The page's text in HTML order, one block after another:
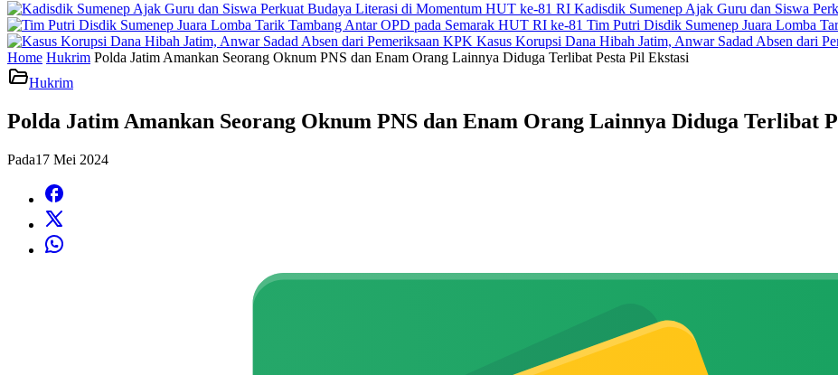
Kadisdik Sumenep Ajak Guru dan Siswa
Tim Putri Disdik Sumenep Juara Lomba
Kasus Korupsi Dana Hibah Jatim, Anwar Sadad Absen dari
Home Hukrim Polda Jatim Amankan Seorang Oknum PNS dan Enam Orang Lainnya Diduga Terlibat Pesta Pil Ekstasi
Hukrim
Polda Jatim Amankan Seorang Oknum PNS dan Enam Orang Lainnya Diduga Terlibat
Pada17 Mei 2024